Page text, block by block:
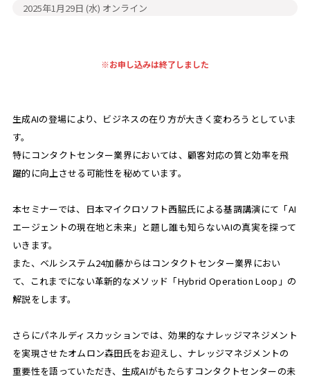
2025年1月29日 (水) オンライン
※お申し込みは終了しました
生成AIの登場により、ビジネスの在り方が大きく変わろうとしていま
す。
特にコンタクトセンター業界においては、顧客対応の質と効率を飛
躍的に向上させる可能性を秘めています。
本セミナーでは、日本マイクロソフト西脇氏による基調講演にて「AI
エージェントの現在地と未来」と題し誰も知らないAIの真実を探って
いきます。
また、ベルシステム24加藤からはコンタクトセンター業界におい
て、これまでにない革新的なメソッド「Hybrid Operation Loop」の
解説をします。
さらにパネルディスカッションでは、効果的なナレッジマネジメント
を実現させたオムロン森田氏をお迎えし、ナレッジマネジメントの
重要性を語っていただき、生成AIがもたらすコンタクトセンターの未